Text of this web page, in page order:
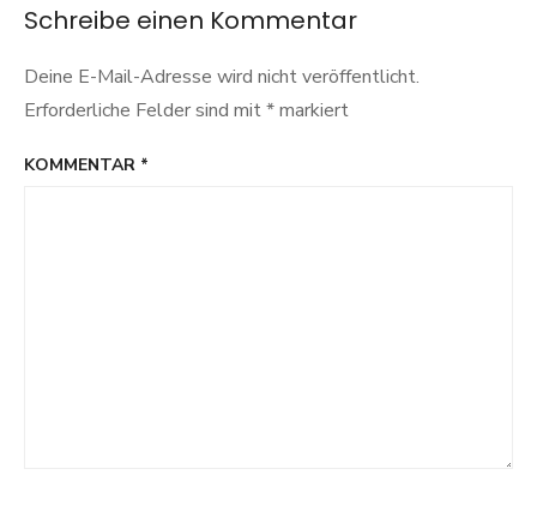
Schreibe einen Kommentar
Deine E-Mail-Adresse wird nicht veröffentlicht.
Erforderliche Felder sind mit*markiert
KOMMENTAR *